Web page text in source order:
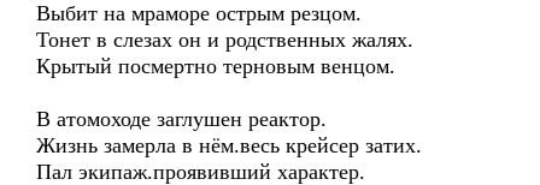
Выбит на мраморе острым резцом.
Тонет в слезах он и родственных жалях.
Крытый посмертно терновым венцом.
В атомоходе заглушен реактор.
Жизнь замерла в нём.весь крейсер затих.
Пал экипаж.проявивший характер.